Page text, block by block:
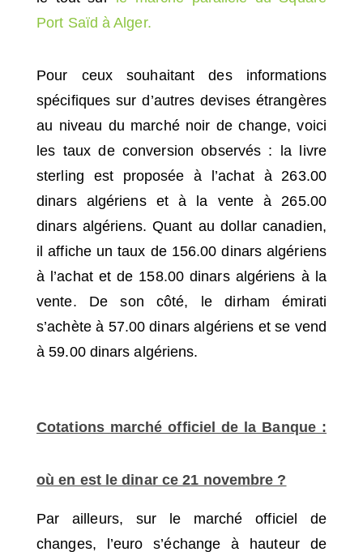
Port Saïd à Alger.
Pour ceux souhaitant des informations
spécifiques sur d’autres devises étrangères
au niveau du marché noir de change, voici
les taux de conversion observés : la livre
sterling est proposée à l’achat à 263.00
dinars algériens et à la vente à 265.00
dinars algériens. Quant au dollar canadien,
il affiche un taux de 156.00 dinars algériens
à l’achat et de 158.00 dinars algériens à la
vente. De son côté, le dirham émirati
s’achète à 57.00 dinars algériens et se vend
à 59.00 dinars algériens.
Cotations marché officiel de la Banque :
où en est le dinar ce 21 novembre ?
Par ailleurs, sur le marché officiel de
changes, l’euro s’échange à hauteur de